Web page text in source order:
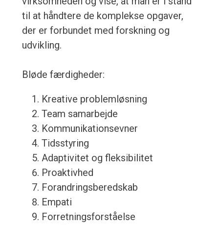
til at håndtere de komplekse opgaver,
der er forbundet med forskning og
udvikling.
Bløde færdigheder:
Kreative problemløsning
Team samarbejde
Kommunikationsevner
Tidsstyring
Adaptivitet og fleksibilitet
Proaktivhed
Forandringsberedskab
Empati
Forretningsforståelse